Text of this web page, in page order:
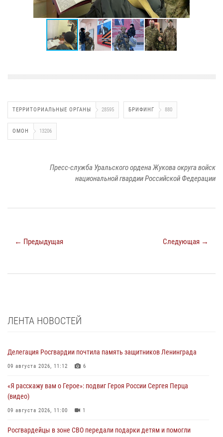
ТЕРРИТОРИАЛЬНЫЕ ОРГАНЫ 28595 БРИФИНГ 880
ОМОН 13206
Пресс-служба Уральского ордена Жукова округа войск
национальной гвардии Российской Федерации
← Предыдущая Следующая →
ЛЕНТА НОВОСТЕЙ
Делегация Росгвардии почтила память защитников Ленинграда
09 августа 2026, 11:12 6
«Я расскажу вам о Герое»: подвиг Героя России Сергея Перца
(видео)
09 августа 2026, 11:00 1
Росгвардейцы в зоне СВО передали подарки детям и помогли